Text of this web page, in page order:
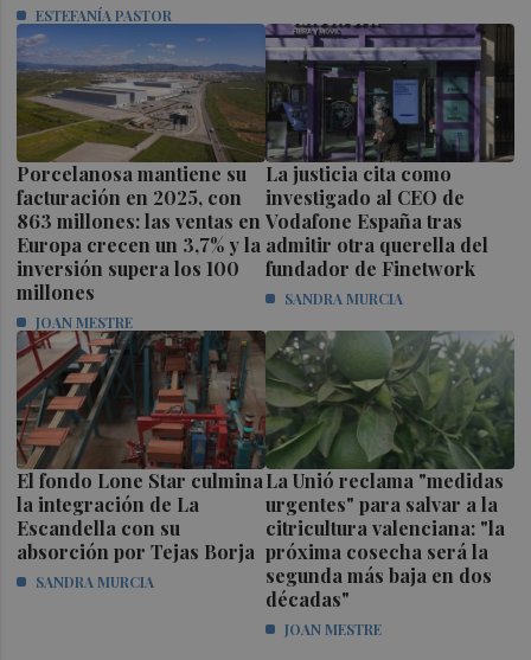
ESTEFANÍA PASTOR
Porcelanosa mantiene su
facturación en 2025, con
863 millones: las ventas en
Europa crecen un 3,7% y la
inversión supera los 100
millones
JOAN MESTRE
La justicia cita como
investigado al CEO de
Vodafone España tras
admitir otra querella del
fundador de Finetwork
SANDRA MURCIA
El fondo Lone Star culmina
la integración de La
Escandella con su
absorción por Tejas Borja
SANDRA MURCIA
La Unió reclama "medidas
urgentes" para salvar a la
citricultura valenciana: "la
próxima cosecha será la
segunda más baja en dos
décadas"
JOAN MESTRE